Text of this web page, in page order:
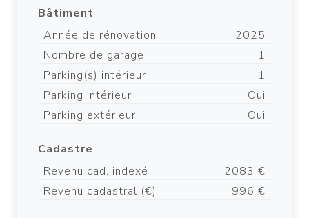
Bâtiment
Année de rénovation
2025
Nombre de garage
1
Parking(s) intérieur
1
Parking intérieur
Oui
Parking extérieur
Oui
Cadastre
Revenu cad. indexé
2083 €
Revenu cadastral (€)
996 €